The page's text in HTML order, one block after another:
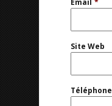
Email *
Site Web
Téléphone